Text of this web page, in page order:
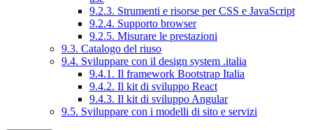
9.2.3. Strumenti e risorse per CSS e JavaScript
9.2.4. Supporto browser
9.2.5. Misurare le prestazioni
9.3. Catalogo del riuso
9.4. Sviluppare con il design system .italia
9.4.1. Il framework Bootstrap Italia
9.4.2. Il kit di sviluppo React
9.4.3. Il kit di sviluppo Angular
9.5. Sviluppare con i modelli di sito e servizi